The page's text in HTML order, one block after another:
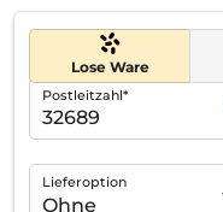
Lose Ware
Postleitzahl*
Lieferoption